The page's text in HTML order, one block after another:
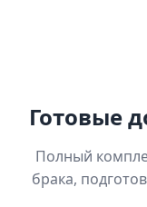
Готовые
Полный
брака,